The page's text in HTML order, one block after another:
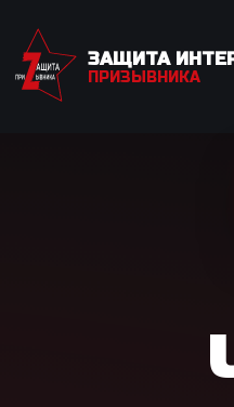
ПРИЗЫВНИКА